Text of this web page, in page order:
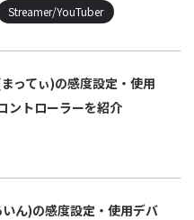
Streamer/YouTuber
ってぃ)の感度設定・使用
ントローラーを紹介
いん)の感度設定・使用デバ